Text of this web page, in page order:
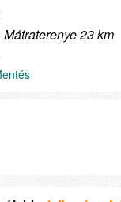
Mátraterenye 23 km